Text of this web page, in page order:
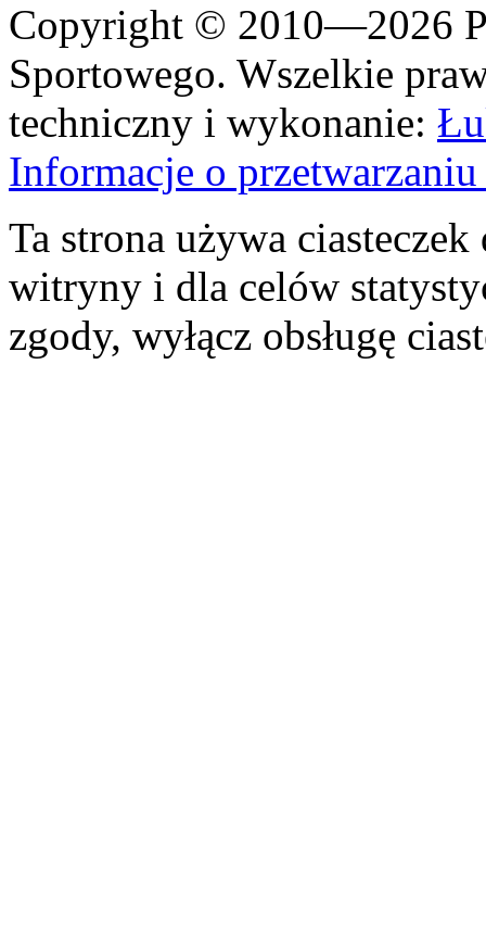
Copyright © 2010—2026
Sportowego. Wszelkie
techniczny i wykonanie:
Informacje o
Ta strona używa
witryny i dla celów
zgody, wyłącz obsługę